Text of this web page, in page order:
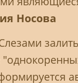
Носова